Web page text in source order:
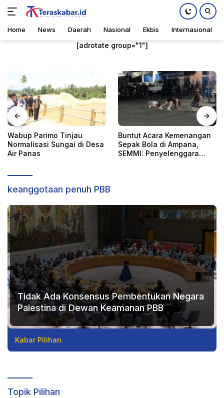
Home News Daerah Nasional Ekbis Internasional
[adrotate group="1"]
Parimo Tinjau
Sungai di Desa
Panas
Buntut Acara Kemenangan
Sepak Bola di Ampana,
SEMMI: Penyelenggara
keanggotaan penuh PBB
Home,Internasional Minggu, 14 April 2024
Tidak Ada Konsensus Pembentukan Negara
Palestina di Dewan Keamanan PBB
Kabar Pilihan
Topik Pilihan